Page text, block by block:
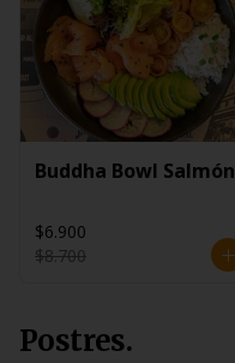
Buddha Bowl Salmón
$6.900
$8.700
Postres.